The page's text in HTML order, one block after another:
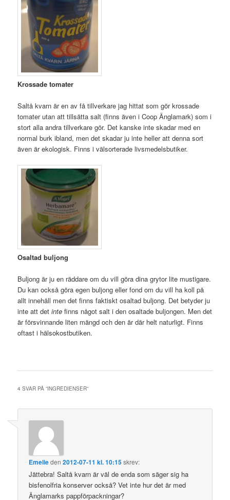
Krossade tomater
Saltå kvarn är en av få tillverkare jag hittat som gör krossade
tomater utan att tillsätta salt (finns även i Coop Änglamark) som i
stort alla andra tillverkare gör. Det kanske inte skadar med en
normal burk ibland, men det skadar ju inte heller att denna sort
även är ekologisk. Finns i välsorterade livsmedelsbutiker.
Osaltad buljong
Buljong är ju en räddare om du vill göra dina grytor lite mustigare.
Du kan också göra egen buljong eller fond om du vill ha koll på
allt innehåll men det finns faktiskt osaltad buljong. Det betyder ju
inte att detinte finns något salt i den osaltade buljongen. Men det
är försvinnande liten mängd och den är där helt naturligt. Finns
oftast i hälsokostbutiken.
4 SVAR PÅ ”INGREDIENSER”
Emelieden2012-07-11 kl. 10:15skrev:
Jättebra! Saltå kvarn är väl de enda som säger sig ha
bisfenolfria konserver också? Vet inte hur det är med
Änglamarks pappförpackningar?